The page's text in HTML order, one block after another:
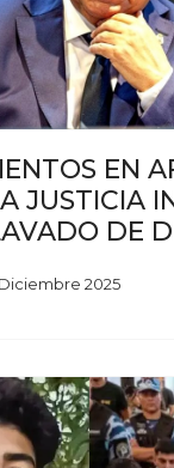
EN
JUSTICIA
DE
2025